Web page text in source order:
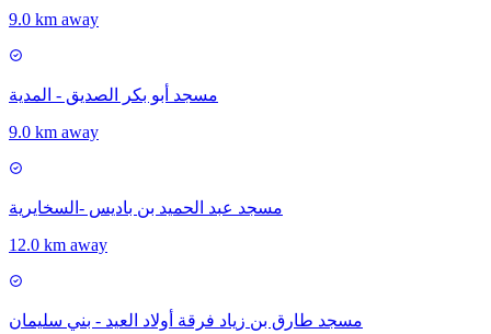
9.0 km away
مسجد أبو بكر الصديق - المدية
9.0 km away
مسجد عبد الحميد بن باديس -السخايرية
12.0 km away
مسجد طارق بن زياد فرقة أولاد العيد - بني سليمان